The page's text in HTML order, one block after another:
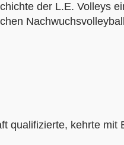
der L.E. Volleys
qualifizierte, kehrte mit